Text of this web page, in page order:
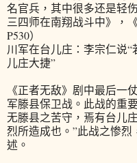
名官兵，其中很多还是轻
三四师在南翔战斗中》，
P530）
川军在台儿庄：李宗仁说
儿庄大捷”
《正者无敌》剧中最后一
军滕县保卫战。此战的重
无滕县之苦守，焉有台儿
烈所造成也。”此战之惨
述。